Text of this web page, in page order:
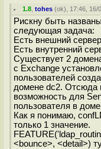
1.8 ,tohes (ok), 17:46, 16/
Рискну быть
следующая задача:
Есть внешний
Есть внутренний
Существует 2
с Exchange
пользователей
домене dc2. Отсюда
возможность для
пользователя в
Как я понимаю,
только 1 значение.
<bounce>, <detail>)